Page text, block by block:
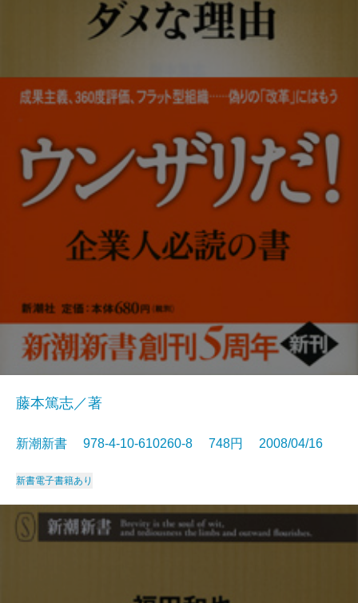
藤本篤志／著
新潮新書 978-4-10-610260-8 748円 2008/04/16
新書電子書籍あり